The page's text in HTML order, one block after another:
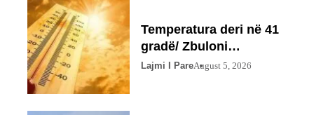
Temperatura deri në 41
gradë/ Zbuloni
parashikimin
Lajmi I PareAugust 5, 2026